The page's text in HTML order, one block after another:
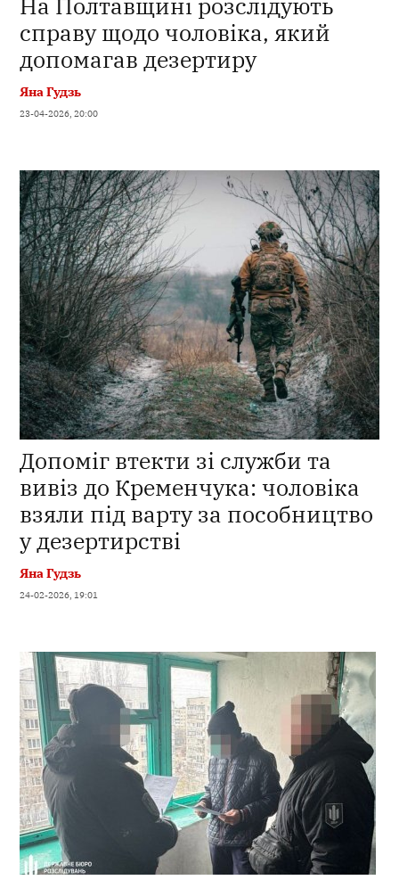
справу щодо чоловіка, який
допомагав дезертиру
Яна Гудзь
23-04-2026, 20:00
Допоміг втекти зі служби та
вивіз до Кременчука: чоловіка
взяли під варту за пособництво
у дезертирстві
Яна Гудзь
24-02-2026, 19:01